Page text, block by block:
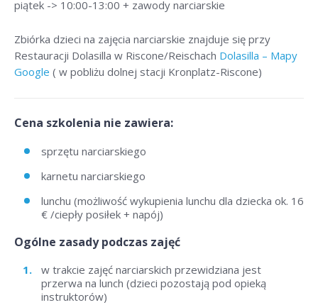
piątek -> 10:00-13:00 + zawody narciarskie
Zbiórka dzieci na zajęcia narciarskie znajduje się przy
Restauracji Dolasilla w Riscone/Reischach Dolasilla – Mapy
Google ( w pobliżu dolnej stacji Kronplatz-Riscone)
Cena szkolenia nie zawiera:
sprzętu narciarskiego
karnetu narciarskiego
lunchu (możliwość wykupienia lunchu dla dziecka ok. 16
€ /ciepły posiłek + napój)
Ogólne zasady podczas zajęć
w trakcie zajęć narciarskich przewidziana jest
przerwa na lunch (dzieci pozostają pod opieką
instruktorów)